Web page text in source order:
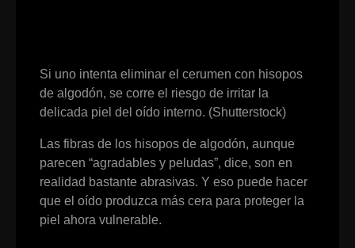
Si uno intenta eliminar el cerumen con hisopos
de algodón, se corre el riesgo de irritar la
delicada piel del oído interno. (Shutterstock)
Las fibras de los hisopos de algodón, aunque
parecen “agradables y peludas”, dice, son en
realidad bastante abrasivas. Y eso puede hacer
que el oído produzca más cera para proteger la
piel ahora vulnerable.